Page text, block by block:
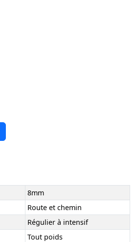
8mm
Route et chemin
Régulier à intensif
Tout poids